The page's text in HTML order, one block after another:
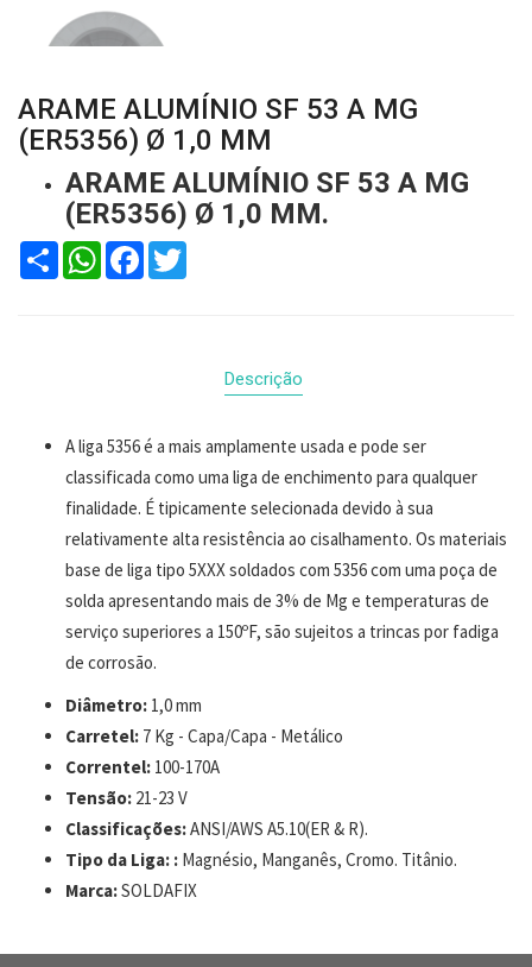
ARAME ALUMÍNIO SF 53 A MG
(ER5356) Ø 1,0 MM
ARAME ALUMÍNIO SF 53 A MG
(ER5356) Ø 1,0 MM.
Compartilhar
WhatsAppFacebook
Twitter
Descrição
A liga 5356 é a mais amplamente usada e pode ser
classificada como uma liga de enchimento para qualquer
finalidade. É tipicamente selecionada devido à sua
relativamente alta resistência ao cisalhamento. Os materiais
base de liga tipo 5XXX soldados com 5356 com uma poça de
solda apresentando mais de 3% de Mg e temperaturas de
serviço superiores a 150ºF, são sujeitos a trincas por fadiga
de corrosão.
Diâmetro: 1,0 mm
Carretel: 7 Kg - Capa/Capa - Metálico
Correntel: 100-170A
Tensão: 21-23 V
Classificações:ANSI/AWS A5.10(ER & R).
Tipo da Liga: : Magnésio, Manganês, Cromo. Titânio.
Marca:SOLDAFIX